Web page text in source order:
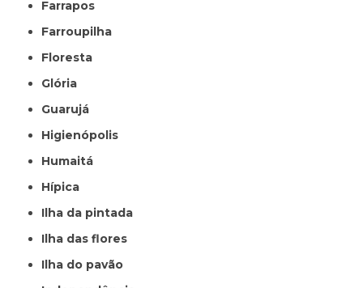
Farrapos
Farroupilha
Floresta
Glória
Guarujá
Higienópolis
Humaitá
Hípica
Ilha da pintada
Ilha das flores
Ilha do pavão